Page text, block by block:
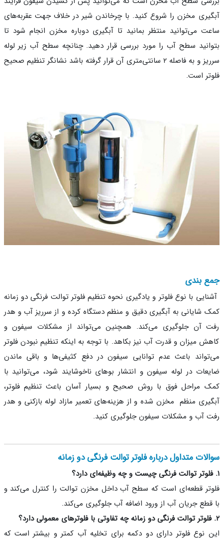
مخزن را شروع کنید. با چرخاندن شیر در خلاف جهت عقربه‌های
می‌توانید منتظر بمانید تا آبگیری دوباره مخزن انجام شود تا
سطح آب را مورد بررسی قرار دهید. چنانچه سطح آب زیر لوله
سرریز و به فاصله ۲ سانتی‌متری آن قرار گرفته باشد نشانگر تنظیم صحیح
است.
بندی
با نوع فلوتر و یادگیری نحوه تنظیم فلوتر توالت فرنگی دو زمانه
شایانی به آبگیری دقیق و منظم دستگاه کرده و از سرریز آب و هدر
آن جلوگیری می‌کند. همچنین می‌تواند از مشکلات سیفون و
میزان و قدرت آب نیز بکاهد. با توجه به اینکه تنظیم نبودن فلوتر
باعث عدم توانایی سیفون در دفع کثیفی‌ها و باقی ماندن
در لوله سیفون و انتشار بوهای ناخوشایند شود، می‌توانید با
مراحل فوق با روش صحیح و بسیار آسان باعث تنظیم فلوتر،
منظم مخزن شده و از هزینه‌های تعمیر مازاد لوله بازکنی و هدر
آب و مشکلات سیفون جلوگیری کنید.
متداول درباره فلوتر توالت فرنگی دو زمانه
قطعه‌ای است که سطح آب داخل مخزن توالت را کنترل می‌کند و
جریان آب از ورود اضافه آب جلوگیری می‌کند.
نوع فلوتر دارای دو دکمه برای تخلیه آب کمتر و بیشتر است که